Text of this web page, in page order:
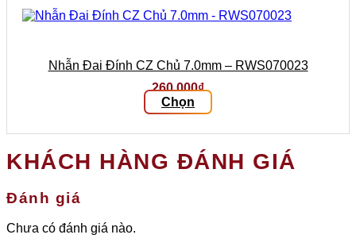
Nhẫn Đai Đính CZ Chủ 7.0mm – RWS070023
260.000₫
Chọn
Sản
có
nhiều
KHÁCH HÀNG ĐÁNH GIÁ
Đánh giá
Chưa có đánh giá nào.